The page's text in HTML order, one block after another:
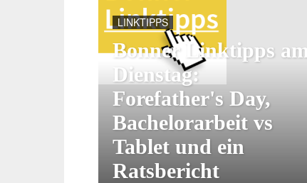
LINKTIPPS
Bonner Linktipps
Dienstag:
Forefather's Day,
Bachelorarbeit vs
Tablet und ein
Ratsbericht